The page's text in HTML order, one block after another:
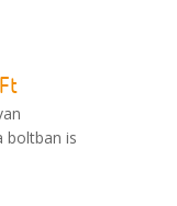
boltban is